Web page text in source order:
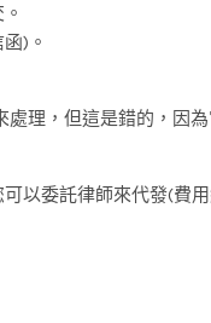
)。
理，但這是錯的，因
以委託律師來代發(費